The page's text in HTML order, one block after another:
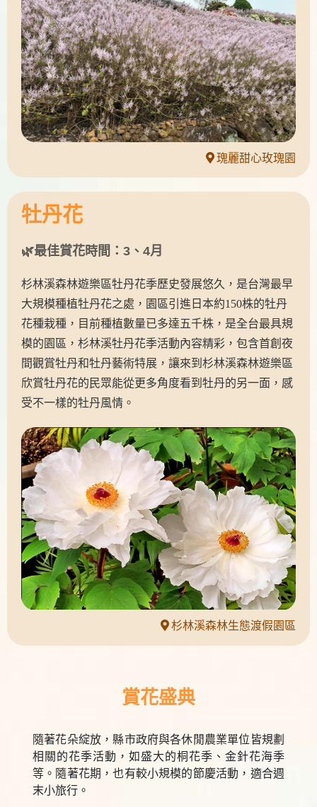
瑰麗甜心玫瑰園
牡丹花
🌿最佳賞花時間：3、4月
杉林溪森林遊樂區牡丹花季歷史發展悠久，是台灣最早
大規模種植牡丹花之處，園區引進日本約150株的牡丹
花種栽種，目前種植數量已多達五千株，是全台最具規
模的園區，杉林溪牡丹花季活動內容精彩，包含首創夜
間觀賞牡丹和牡丹藝術特展，讓來到杉林溪森林遊樂區
欣賞牡丹花的民眾能從更多角度看到牡丹的另一面，感
受不一樣的牡丹風情。
杉林溪森林生態渡假園區
賞花盛典
隨著花朵綻放，縣市政府與各休閒農業單位皆規劃
相關的花季活動，如盛大的桐花季、金針花海季
等。隨著花期，也有較小規模的節慶活動，適合週
末小旅行。